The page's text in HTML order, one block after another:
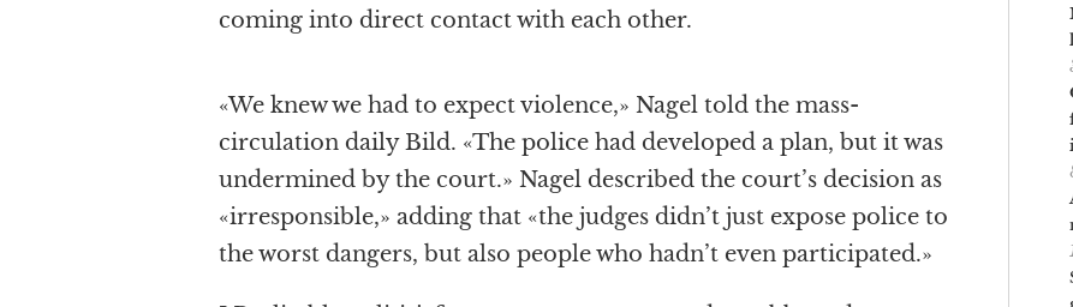
coming into direct contact with each other.
«We knew we had to expect violence,» Nagel told the mass-
circulation daily Bild. «The police had developed a plan, but it was
undermined by the court.» Nagel described the court’s decision as
«irresponsible,» adding that «the judges didn’t just expose police to
the worst dangers, but also people who hadn’t even participated.»